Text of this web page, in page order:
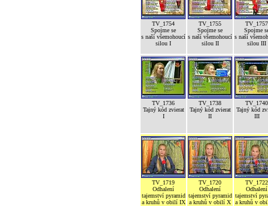
TV_1754
Spojme se
s naší všemohoucí
silou I
TV_1755
Spojme se
s naší všemohoucí
silou II
TV_1757
Spojme
s naší
silou III
TV_1736
Tajný kód zvierat
I
TV_1738
Tajný kód zvierat
II
TV_1740
Tajný kód
III
TV_1719
Odhalení
tajemství pyramid
a kruhů v obilí IX
TV_1720
Odhalení
tajemství pyramid
a kruhů v obilí X
TV_1722
Odhalení
tajemství
a kruhů v